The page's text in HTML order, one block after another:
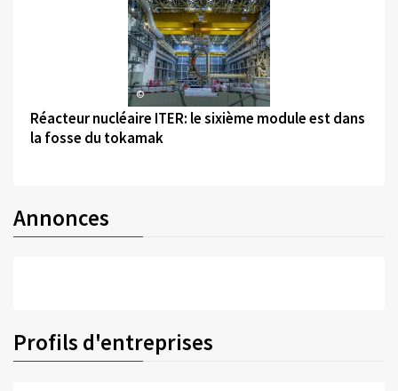
©
Réacteur nucléaire ITER: le sixième module est dans
la fosse du tokamak
Annonces
Profils d'entreprises